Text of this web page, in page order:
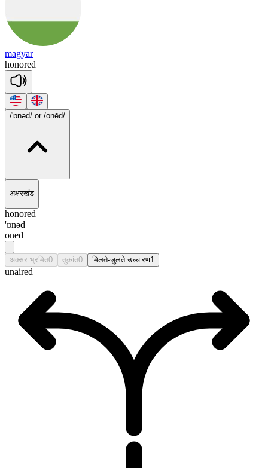
magyar
honored
/'ɒnəd/ or /onēd/
अक्षरखंड
honored
'ɒnəd
onēd
अक्सर भ्रमित0 तुकांत0 मिलते-जुलते उच्चारण1
unaired